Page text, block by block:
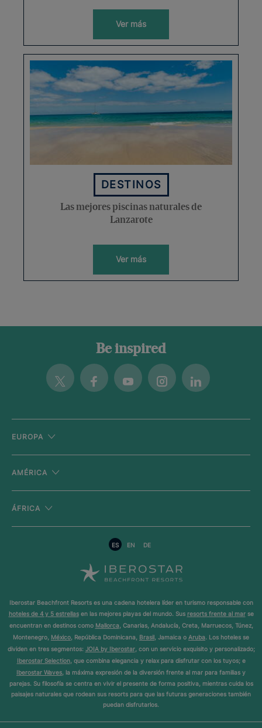
Ver más
DESTINOS
Las mejores piscinas naturales de
Lanzarote
Ver más
Be inspired
Twitter FacebookYoutubeInstagramLinkedin
EUROPA
AMÉRICA
ÁFRICA
ES EN DE
Iberostar Beachfront Resorts es una cadena hotelera líder en turismo responsable con
hoteles de 4 y 5 estrellasen las mejores playas del mundo. Sus resorts frente al marse
encuentran en destinos como Mallorca, Canarias, Andalucía, Creta, Marruecos, Túnez,
Montenegro, México, República Dominicana, Brasil, Jamaica o Aruba. Los hoteles se
dividen en tres segmentos: JOIA by Iberostar, con un servicio exquisito y personalizado;
Iberostar Selection, que combina elegancia y relax para disfrutar con los tuyos; e
Iberostar Waves, la máxima expresión de la diversión frente al mar para familias y
parejas. Su filosofía se centra en vivir el presente de forma positiva, mientras cuida los
paisajes naturales que rodean sus resorts para que las futuras generaciones también
puedan disfrutarlos.